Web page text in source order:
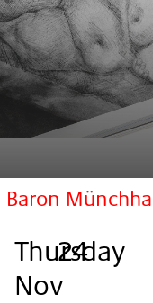
Baron
Thursday
, 24
.
Nov
.